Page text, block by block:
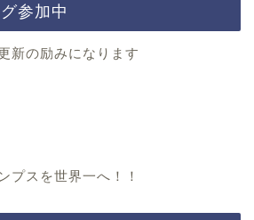
参加中
新の励みになります
プスを世界一へ！！